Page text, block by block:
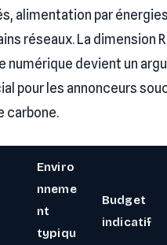
alimentation par
réseaux. La dimension
numérique devient un
pour les annonceurs
carbone.
Enviro
nneme
nt
typiqu
Budget
indicatif